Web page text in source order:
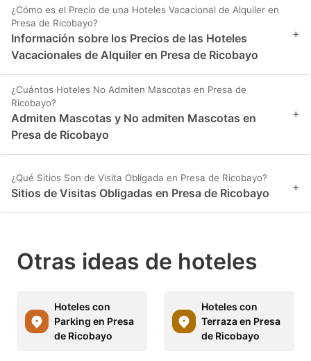
¿Cómo es el Precio de una Hoteles Vacacional de Alquiler en
Presa de Ricobayo?
Información sobre los Precios de las Hoteles
Vacacionales de Alquiler en Presa de Ricobayo
+
¿Cuántos Hoteles No Admiten Mascotas en Presa de
Ricobayo?
Admiten Mascotas y No admiten Mascotas en
Presa de Ricobayo
+
¿Qué Sitios Son de Visita Obligada en Presa de Ricobayo?
Sitios de Visitas Obligadas en Presa de Ricobayo +
Otras ideas de hoteles
Hoteles con
Parking en Presa
de Ricobayo
Hoteles con
Terraza en Presa
de Ricobayo